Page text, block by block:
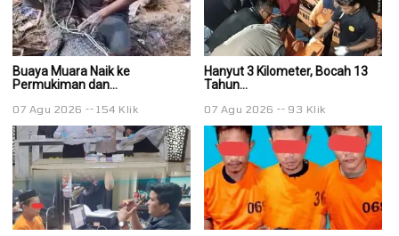
Buaya Muara Naik ke
Permukiman dan...
07 Agu 2026 154 Klik
Hanyut 3 Kilometer, Bocah 13
Tahun...
07 Agu 2026 93 Klik